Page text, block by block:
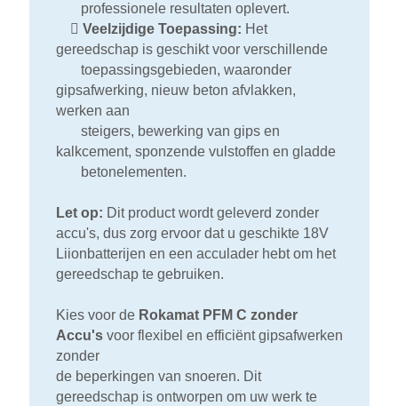
professionele resultaten oplevert.
 Veelzijdige Toepassing: Het
gereedschap is geschikt voor verschillende
toepassingsgebieden, waaronder
gipsafwerking, nieuw beton afvlakken,
werken aan
steigers, bewerking van gips en
kalkcement, sponzende vulstoffen en gladde
betonelementen.
Let op: Dit product wordt geleverd zonder
accu's, dus zorg ervoor dat u geschikte 18V
Liionbatterijen en een acculader hebt om het
gereedschap te gebruiken.
Kies voor de Rokamat PFM C zonder
Accu's voor flexibel en efficiënt gipsafwerken
zonder
de beperkingen van snoeren. Dit
gereedschap is ontworpen om uw werk te